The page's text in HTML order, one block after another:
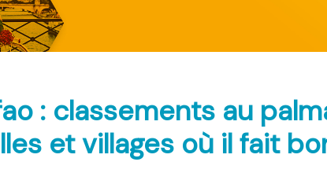
: classements au
et villages où il fait